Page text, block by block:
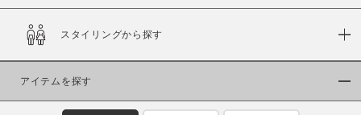
商品タイプ
通常商品
スタイリングから探す
アイテムを探す